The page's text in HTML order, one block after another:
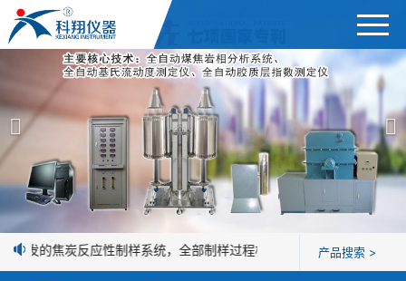
产品展示 ＞
焦炭高温性能检测系统
焦化行业检测及优化配煤设备
球团矿/烧结矿/块矿高温冶金性能检测系统
公司简介
新闻中心
企业业绩
研发的焦炭反应性制样系统，全部制样过程机械化操作，没有人为误
产品搜索 >